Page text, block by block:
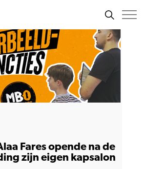
Fares opende na de
zijn eigen kapsalon